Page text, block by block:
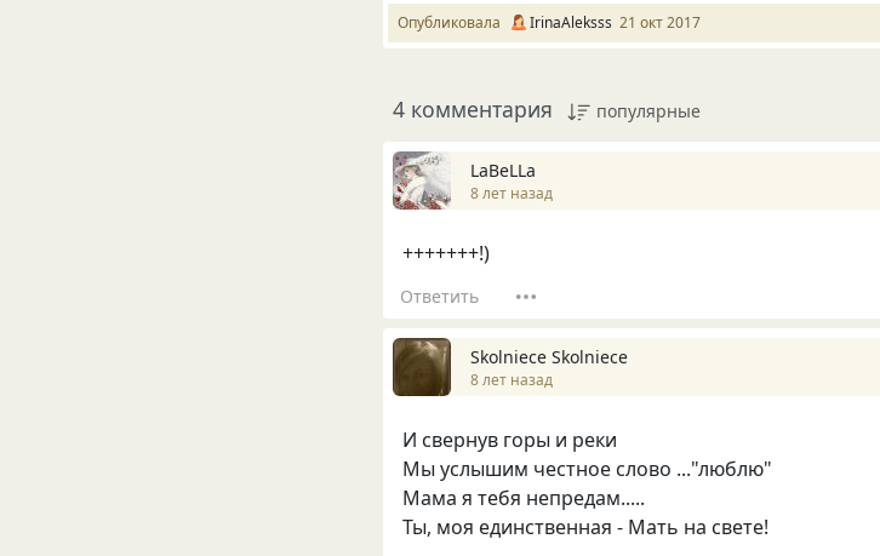
Опубликовала IrinaAleksss 21 окт 2017
4 комментария популярные
LaBeLLa
8 лет назад
+++++++!)
Ответить
Skolniece Skolniece
8 лет назад
И свернув горы и реки
Мы услышим честное слово ..."люблю"
Мама я тебя непредам.....
Ты, моя единственная - Мать на свете!